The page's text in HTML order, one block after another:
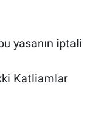
yasanın iptali
Katliamlar